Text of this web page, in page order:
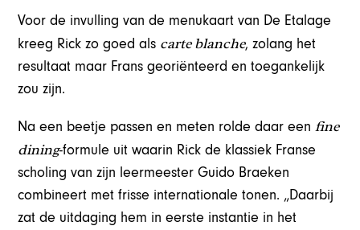
Voor de invulling van de menukaart van De Etalage
kreeg Rick zo goed als carte blanche, zolang het
resultaat maar Frans georiënteerd en toegankelijk
zou zijn.
Na een beetje passen en meten rolde daar eenfine
dining-formule uit waarin Rick de klassiek Franse
scholing van zijn leermeester Guido Braeken
combineert met frisse internationale tonen. „Daarbij
zat de uitdaging hem in eerste instantie in het